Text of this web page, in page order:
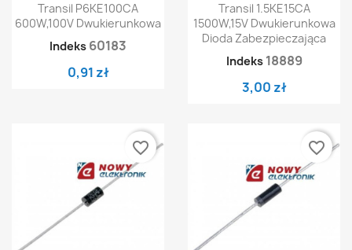
Transil P6KE100CA
600W,100V Dwukierunkowa
Indeks 60183
0,91 zł
Transil 1.5KE15CA
1500W,15V Dwukierunkowa
Dioda Zabezpieczająca
Indeks 18889
3,00 zł
favorite_border favorite_border